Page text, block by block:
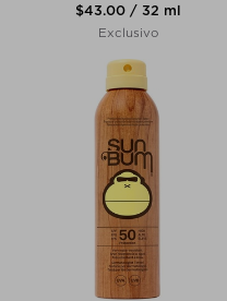
$‌43.00 / 32 ml
Exclusivo